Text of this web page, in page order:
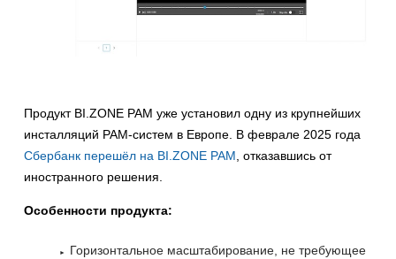
Продукт BI.ZONE PAM уже установил одну из крупнейших
инсталляций PAM-систем в Европе. В феврале 2025 года
Сбербанк перешёл на BI.ZONE PAM, отказавшись от
иностранного решения.
Особенности продукта:
Горизонтальное масштабирование, не требующее